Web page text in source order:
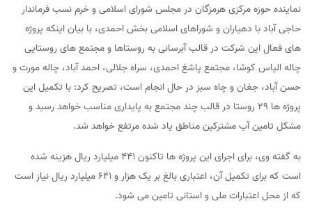
نماینده حوزه مرکزی هرمزگان در مجلس شورای اسلامی و خرم نسب فرماندار
حاجی آباد با دهیاران و شوراهای اسلامی بخش احمدی، با بیان اینکه پروژه
های فعال این شرکت در قالب آبرسانی به روستاها و مجتمع های روستایی
چاله الیاس کوشا، مجتمع پاشغ احمدی، سراه جلالی، احمد آباد، چاله مورت و
حسن آباد، جغان و چاه سبز در حال انجام است، تصریح کرد: با تکمیل این
پروژه ها ۲۹ روستا در قالب چند مجتمع به پایداری مناسب خواهد رسید و
مشکل تامین آب مشترکین مناطق یاد شده مرتفع خواهد شد.
به گفته وی، برای اجرای این پروژه ها تاکنون ۴۴۱ میلیارد ریال هزینه شده
است که برای تکمیل آن، اعتباری بالغ بر یک هزار و ۶۴۱ میلیارد ریال نیاز است
که از محل اعتبارات ملی و استانی تامین می شود.